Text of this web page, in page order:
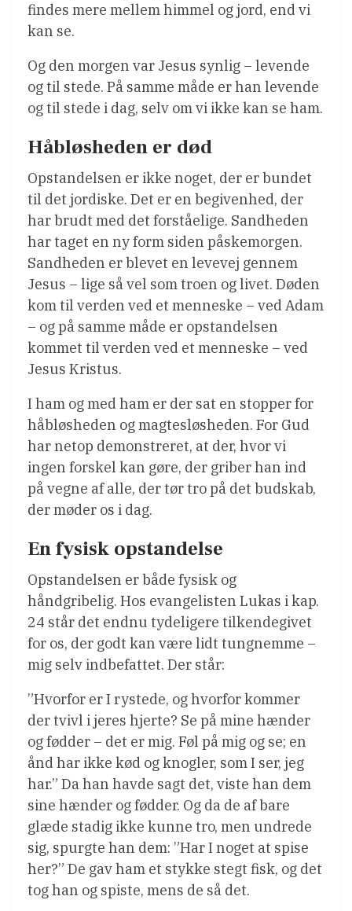
findes mere mellem himmel og jord, end vi
kan se.
Og den morgen var Jesus synlig – levende
og til stede. På samme måde er han levende
og til stede i dag, selv om vi ikke kan se ham.
Håbløsheden er død
Opstandelsen er ikke noget, der er bundet
til det jordiske. Det er en begivenhed, der
har brudt med det forståelige. Sandheden
har taget en ny form siden påskemorgen.
Sandheden er blevet en levevej gennem
Jesus – lige så vel som troen og livet. Døden
kom til verden ved et menneske – ved Adam
– og på samme måde er opstandelsen
kommet til verden ved et menneske – ved
Jesus Kristus.
I ham og med ham er der sat en stopper for
håbløsheden og magtesløsheden. For Gud
har netop demonstreret, at der, hvor vi
ingen forskel kan gøre, der griber han ind
på vegne af alle, der tør tro på det budskab,
der møder os i dag.
En fysisk opstandelse
Opstandelsen er både fysisk og
håndgribelig. Hos evangelisten Lukas i kap.
24 står det endnu tydeligere tilkendegivet
for os, der godt kan være lidt tungnemme –
mig selv indbefattet. Der står:
”Hvorfor er I rystede, og hvorfor kommer
der tvivl i jeres hjerte? Se på mine hænder
og fødder – det er mig. Føl på mig og se; en
ånd har ikke kød og knogler, som I ser, jeg
har.” Da han havde sagt det, viste han dem
sine hænder og fødder. Og da de af bare
glæde stadig ikke kunne tro, men undrede
sig, spurgte han dem: ”Har I noget at spise
her?” De gav ham et stykke stegt fisk, og det
tog han og spiste, mens de så det.